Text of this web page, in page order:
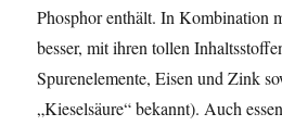
Phosphor enthält. In Kombination
besser, mit ihren tollen
Spurenelemente, Eisen und Zink
„Kieselsäure“ bekannt). Auch